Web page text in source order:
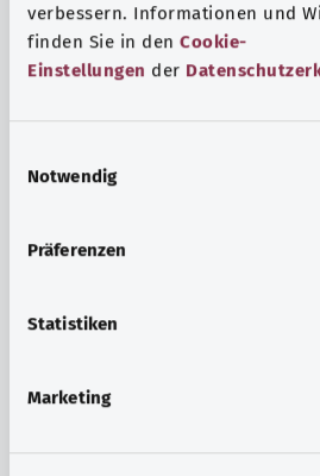
verbessern. Informationen und
finden Sie in den Cookie-
Einstellungen der
Notwendig
Präferenzen
Statistiken
Marketing
Spor mu, meditasyon mu? Günlük
sıkıntılarıyla başa çıkmak, iç